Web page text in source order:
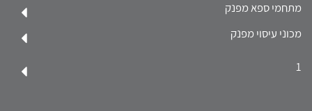
מתחמי ספא מפנק
מכוני עיסוי מפנק
1